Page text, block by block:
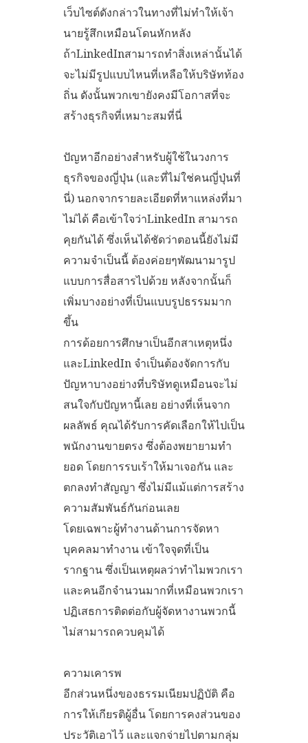
เว็บไซต์ดังกล่าวในทางที่ไม่ทำให้เจ้า
นายรู้สึกเหมือนโดนหักหลัง
ถ้าLinkedInสามารถทำสิ่งเหล่านั้นได้
จะไม่มีรูปแบบไหนที่เหลือให้บริษัทท้อง
ถิ่น ดังนั้นพวกเขายังคงมีโอกาสที่จะ
สร้างธุรกิจที่เหมาะสมที่นี่
ปัญหาอีกอย่างสำหรับผู้ใช้ในวงการ
ธุรกิจของญี่ปุ่น (และที่ไม่ใช่คนญี่ปุ่นที่
นี่) นอกจากรายละเอียดที่หาแหล่งที่มา
ไม่ได้ คือเข้าใจว่าLinkedIn สามารถ
คุยกันได้ ซึ่งเห็นได้ชัดว่าตอนนี้ยังไม่มี
ความจำเป็นนี้ ต้องค่อยๆพัฒนามารูป
แบบการสื่อสารไปด้วย หลังจากนั้นก็
เพิ่มบางอย่างที่เป็นแบบรูปธรรมมาก
ขึ้น
การด้อยการศึกษาเป็นอีกสาเหตุหนึ่ง
และLinkedIn จำเป็นต้องจัดการกับ
ปัญหาบางอย่างที่บริษัทดูเหมือนจะไม่
สนใจกับปัญหานี้เลย อย่างที่เห็นจาก
ผลลัพธ์ คุณได้รับการคัดเลือกให้ไปเป็น
พนักงานขายตรง ซึ่งต้องพยายามทำ
ยอด โดยการรบเร้าให้มาเจอกัน และ
ตกลงทำสัญญา ซึ่งไม่มีแม้แต่การสร้าง
ความสัมพันธ์กันก่อนเลย
โดยเฉพาะผู้ทำงานด้านการจัดหา
บุคคลมาทำงาน เข้าใจจุดที่เป็น
รากฐาน ซึ่งเป็นเหตุผลว่าทำไมพวกเรา
และคนอีกจำนวนมากที่เหมือนพวกเรา
ปฏิเสธการติดต่อกับผู้จัดหางานพวกนี้
ไม่สามารถควบคุมได้
ความเคารพ
อีกส่วนหนึ่งของธรรมเนียมปฏิบัติ คือ
การให้เกียรติผู้อื่น โดยการคงส่วนของ
ประวัติเอาไว้ และแจกจ่ายไปตามกลุ่ม